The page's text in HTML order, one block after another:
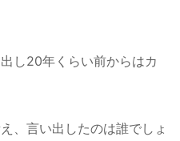
し20年くらい前からはカ
、言い出したのは誰でしょ